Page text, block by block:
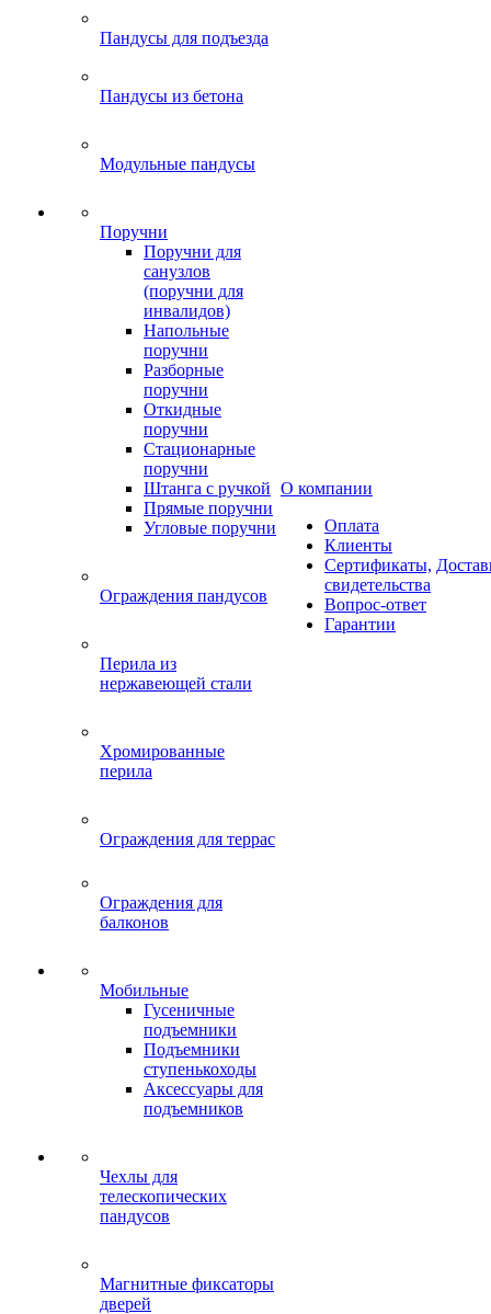
Пандусы для подъезда
Пандусы из бетона
Модульные пандусы
Поручни
Поручни для
санузлов
(поручни для
инвалидов)
Напольные
поручни
Разборные
поручни
Откидные
поручни
Стационарные
поручни
Штанга с ручкой
Прямые поручни
Угловые поручни
Ограждения пандусов
Перила из
нержавеющей стали
Хромированные
перила
Ограждения для террас
Ограждения для
балконов
Мобильные
Гусеничные
подъемники
Подъемники
ступенькоходы
Аксессуары для
подъемников
Чехлы для
телескопических
пандусов
Магнитные фиксаторы
дверей
О компании
Оплата
Клиенты
Сертификаты,
свидетельства
Вопрос-ответ
Гарантии